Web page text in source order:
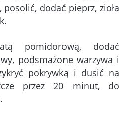
dodać pieprz, zioła
pomidorową, dodać
podsmażone warzywa i
pokrywką i dusić na
przez 20 minut, do